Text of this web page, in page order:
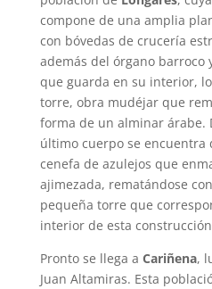
compone de una amplia
con bóvedas de crucería
además del órgano barroco
que guarda en su interior,
torre, obra mudéjar que
forma de un alminar árabe.
último cuerpo se encuentra
cenefa de azulejos que
ajimezada, rematándose
pequeña torre que
interior de esta
Pronto se llega a Cariñena,
Juan Altamiras. Esta